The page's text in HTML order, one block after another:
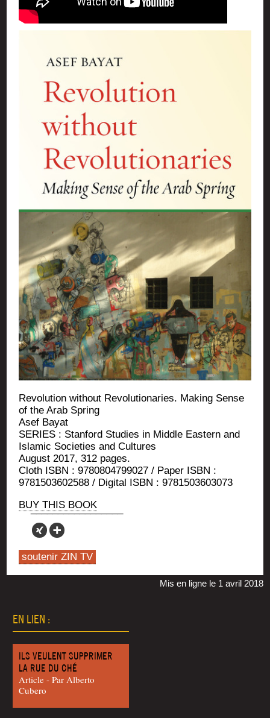
EN LIEN :
ILS VEULENT SUPPRIMER
LA RUE DU CHÉ
Article - Par Alber­to
Cubero
Revo­lu­tion without Revo­lu­tio­na­ries. Making Sense
of the Arab Spring
Asef Bayat
SERIES : Stan­ford Stu­dies in Middle Eas­tern and
Isla­mic Socie­ties and Cultures
August 2017, 312 pages.
Cloth ISBN : 9780804799027 / Paper ISBN :
9781503602588 / Digi­tal ISBN : 9781503603073
BUY THIS BOOK
soutenir ZIN TV
Mis en ligne le 1 avril 2018